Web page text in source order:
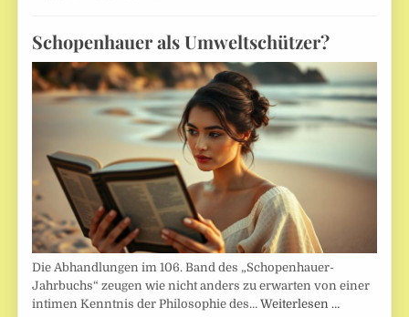
Schopenhauer als Umweltschützer?
Die Abhandlungen im 106. Band des „Schopenhauer-
Jahrbuchs“ zeugen wie nicht anders zu erwarten von einer
intimen Kenntnis der Philosophie des…Weiterlesen …